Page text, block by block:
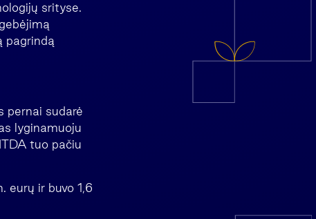
srityse.
pagrindą
pernai sudarė
lyginamuoju
tuo pačiu
eurų ir buvo 1,6